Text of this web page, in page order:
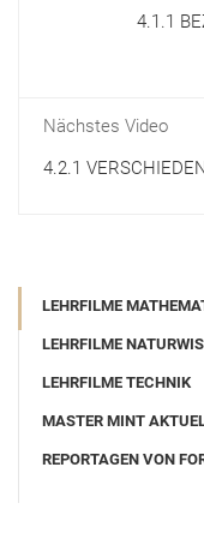
4.1.1
Nächstes Video
4.2.1
LEHRFILME
LEHRFILME
LEHRFILME TECHNIK
MASTER MINT
REPORTAGEN VON